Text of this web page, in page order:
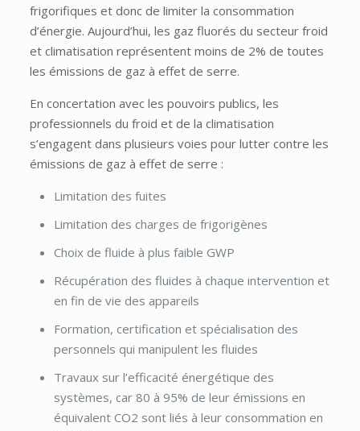
frigorifiques et donc de limiter la consommation
d’énergie. Aujourd’hui, les gaz fluorés du secteur froid
et climatisation représentent moins de 2% de toutes
les émissions de gaz à effet de serre.
En concertation avec les pouvoirs publics, les
professionnels du froid et de la climatisation
s’engagent dans plusieurs voies pour lutter contre les
émissions de gaz à effet de serre :
Limitation des fuites
Limitation des charges de frigorigènes
Choix de fluide à plus faible GWP
Récupération des fluides à chaque intervention et
en fin de vie des appareils
Formation, certification et spécialisation des
personnels qui manipulent les fluides
Travaux sur l’efficacité énergétique des
systèmes, car 80 à 95% de leur émissions en
équivalent CO2 sont liés à leur consommation en